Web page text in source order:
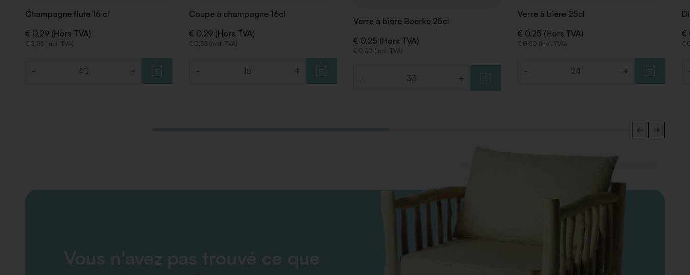
Champagne flute 16 cl
€ 0,29 (Hors TVA)
€ 0,35 (Incl. TVA)
- +
Coupe à champagne 16cl
€ 0,29 (Hors TVA)
€ 0,35 (Incl. TVA)
- +
Verre à bière Boerke 25cl
€ 0,25 (Hors TVA)
€ 0,30 (Incl. TVA)
- +
Verre à bière 25cl
€ 0,25 (Hors TVA)
€ 0,30 (Incl. TVA)
- +
€
€
Vous n'avez pas trouvé ce que